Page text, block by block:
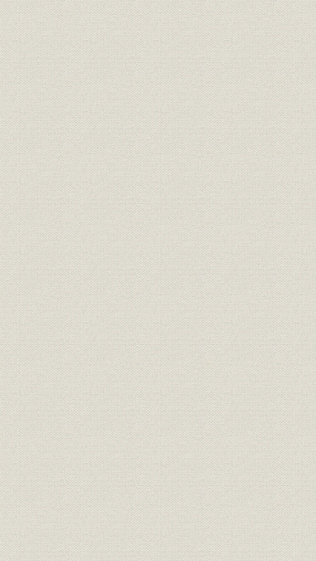
経営 期別地方別年末現在契約統計表
財務・業績 貸借対照一覧表(資産)
財務・業績 貸借対照一覧表(負債)
経営 収入支出一覧表
経営 剰余金一覧表
経営 剰余金処分一覧表
経営 事業費一覧表
経営;資産 資産利廻表
経営
第三十五期末現在契約地方分布
表
経営
第三十五期末現在契約の人口に
対する地方分布表(件数)
経営
第三十五期末現在契約の人口に
対する地方分布表(金額)
経営
第三十五期末現在契約金額別統
計表